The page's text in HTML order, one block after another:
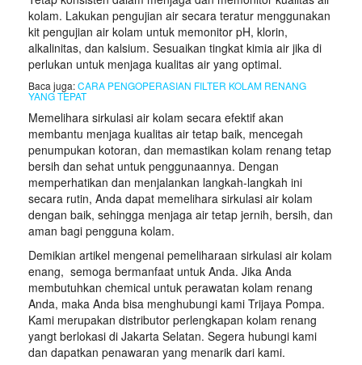
kolam. Lakukan pengujian air secara teratur menggunakan
kit pengujian air kolam untuk memonitor pH, klorin,
alkalinitas, dan kalsium. Sesuaikan tingkat kimia air jika di
perlukan untuk menjaga kualitas air yang optimal.
Baca juga:CARA PENGOPERASIAN FILTER KOLAM RENANG
YANG TEPAT
Memelihara sirkulasi air kolam secara efektif akan
membantu menjaga kualitas air tetap baik, mencegah
penumpukan kotoran, dan memastikan kolam renang tetap
bersih dan sehat untuk penggunaannya. Dengan
memperhatikan dan menjalankan langkah-langkah ini
secara rutin, Anda dapat memelihara sirkulasi air kolam
dengan baik, sehingga menjaga air tetap jernih, bersih, dan
aman bagi pengguna kolam.
Demikian artikel mengenai pemeliharaan sirkulasi air kolam
enang, semoga bermanfaat untuk Anda. Jika Anda
membutuhkan chemical untuk perawatan kolam renang
Anda, maka Anda bisa menghubungi kami Trijaya Pompa.
Kami merupakan distributor perlengkapan kolam renang
yangt berlokasi di Jakarta Selatan. Segera hubungi kami
dan dapatkan penawaran yang menarik dari kami.